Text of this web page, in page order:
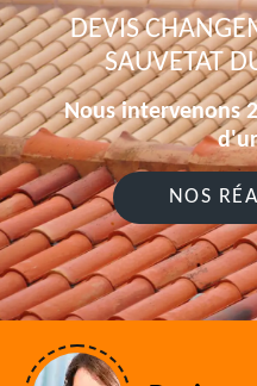
DEVIS
SAUVETAT
Nous intervenons
NOS